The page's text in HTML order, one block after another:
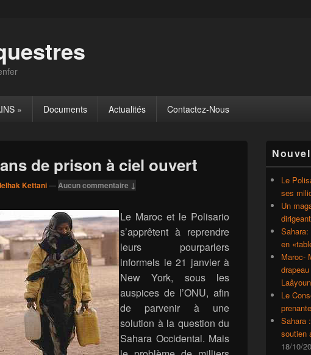
» Documents Actualités Contactez-Nous
de prison à ciel ouvert
Kettani—Aucun commentaire ↓
Le Maroc et le Polisario
s’apprêtent à reprendre
leurs pourparlers
informels le 21 janvier à
New York, sous les
auspices de l’ONU, afin
de parvenir à une
solution à la question du
Sahara Occidental. Mais
principale
de
widget
barre
latérale
Le
ses
Un
en
Maroc-
Le
Sahara
soutien
18/10/